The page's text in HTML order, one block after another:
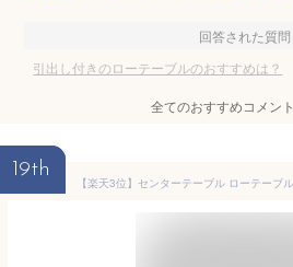
回答された質問
引出し付きのローテーブルのおすすめは？
全てのおすすめコメント
19th